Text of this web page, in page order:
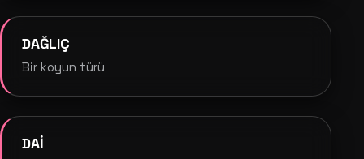
DAĞLIÇ
Bir koyun türü
DAİ